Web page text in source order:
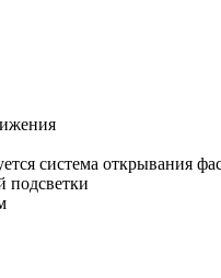
система открывания
подсветки